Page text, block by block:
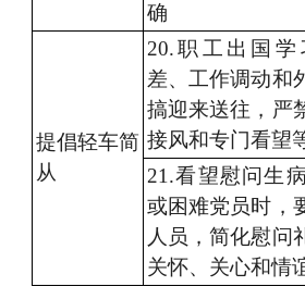
确
提倡轻车简
从
20.职工出国 学
差、工作调动和
搞迎来送往， 严
接风和专门看望
21 .看望慰问生病
或困难党员 时 ，
人员，简化慰问
关怀、 关心和情